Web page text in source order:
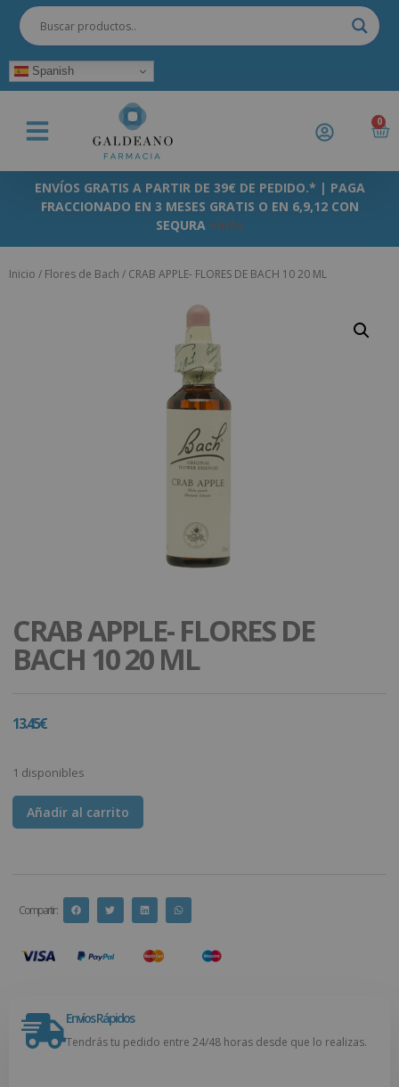
Spanish
0
ENVÍOS GRATIS A PARTIR DE 39€ DE PEDIDO.* | PAGA
FRACCIONADO EN 3 MESES GRATIS O EN 6,9,12 CON
SEQURA +info
Inicio / Flores de Bach / CRAB APPLE- FLORES DE BACH 10 20 ML
CRAB APPLE- FLORES DE
BACH 10 20 ML
13.45€
1 disponibles
Añadir al carrito
Compartir :
Envíos Rápidos
Tendrás tu pedido entre 24/48 horas desde que lo realizas.